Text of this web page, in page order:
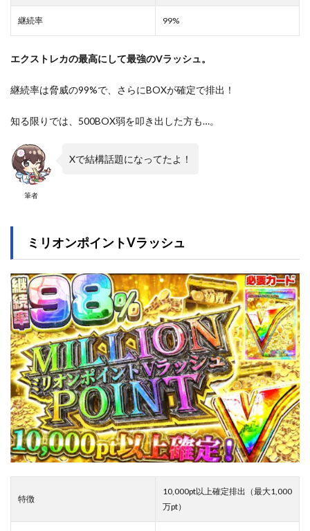
継続率 99%
エクストレカの最高にして最強のVラッシュ。
継続率は脅威の99%で、さらにBOXが確定で排出！
知る限りでは、500BOX弱を叩き出した方も…。
筆者
Xで結構話題になってたよ！
ミリオンポイントVラッシュ
特徴
10,000pt以上確定排出（最大1,000
万pt）